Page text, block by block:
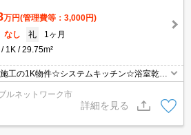
万円(管理費等：3,000円)
なし 礼
1ヶ月
1K 29.75m²
工の1K物件☆システムキッチン☆浴室乾燥
ト無料（Jcomインマイルーム利用）
ルネットワーク市
詳細を見る